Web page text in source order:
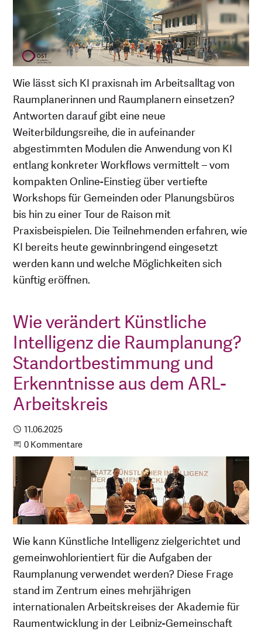
Wie lässt sich KI praxisnah im Arbeitsalltag von
Raumplanerinnen und Raumplanern einsetzen?
Antworten darauf gibt eine neue
Weiterbildungsreihe, die in aufeinander
abgestimmten Modulen die Anwendung von KI
entlang konkreter Workflows vermittelt – vom
kompakten Online-Einstieg über vertiefte
Workshops für Gemeinden oder Planungsbüros
bis hin zu einer Tour de Raison mit
Praxisbeispielen. Die Teilnehmenden erfahren, wie
KI bereits heute gewinnbringend eingesetzt
werden kann und welche Möglichkeiten sich
künftig eröffnen.
Wie verändert Künstliche
Intelligenz die Raumplanung?
Standortbestimmung und
Erkenntnisse aus dem ARL-
Arbeitskreis
Publiziert
11.06.2025
Beginne eine Unterhaltung
0 Kommentare
Wie kann Künstliche Intelligenz zielgerichtet und
gemeinwohlorientiert für die Aufgaben der
Raumplanung verwendet werden? Diese Frage
stand im Zentrum eines mehrjährigen
internationalen Arbeitskreises der Akademie für
Raumentwicklung in der Leibniz-Gemeinschaft